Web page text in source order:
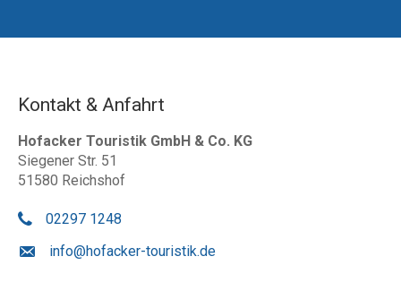
Kontakt & Anfahrt
Hofacker Touristik GmbH & Co. KG
Siegener Str. 51
51580 Reichshof
02297 1248
info@hofacker-touristik.de